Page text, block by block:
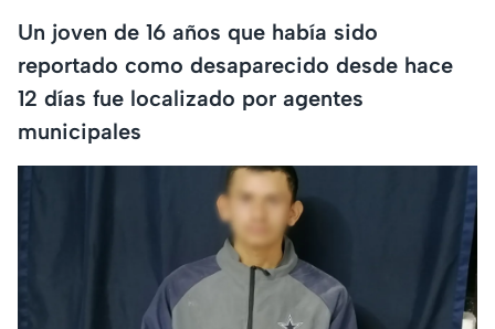
Un joven de 16 años que había sido
reportado como desaparecido desde hace
12 días fue localizado por agentes
municipales